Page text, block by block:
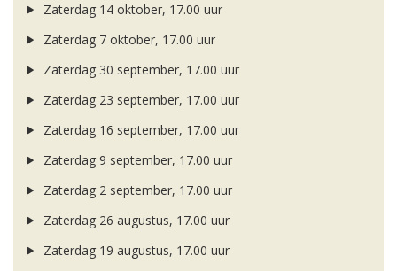
Zaterdag 14 oktober, 17.00 uur
Zaterdag 7 oktober, 17.00 uur
Zaterdag 30 september, 17.00 uur
Zaterdag 23 september, 17.00 uur
Zaterdag 16 september, 17.00 uur
Zaterdag 9 september, 17.00 uur
Zaterdag 2 september, 17.00 uur
Zaterdag 26 augustus, 17.00 uur
Zaterdag 19 augustus, 17.00 uur